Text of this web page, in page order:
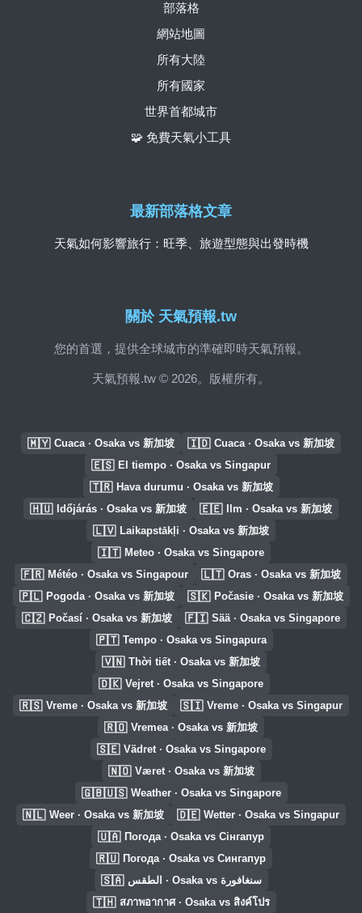
關於 天氣預報.tw
您的首選，提供全球城市的準確即時天氣預報。
天氣預報.tw © 2026。版權所有。
部落格
網站地圖
所有大陸
所有國家
世界首都城市
🧩 免費天氣小工具
最新部落格文章
天氣如何影響旅行：旺季、旅遊型態與出發時機
🇲🇾 Cuaca · Osaka vs 新加坡 🇮🇩 Cuaca · Osaka vs 新加坡
🇪🇸 El tiempo · Osaka vs Singapur
🇹🇷 Hava durumu · Osaka vs 新加坡
🇭🇺 Időjárás · Osaka vs 新加坡 🇪🇪 Ilm · Osaka vs 新加坡
🇱🇻 Laikapstākļi · Osaka vs 新加坡
🇮🇹 Meteo · Osaka vs Singapore
🇫🇷 Météo · Osaka vs Singapour 🇱🇹 Oras · Osaka vs 新加坡
🇵🇱 Pogoda · Osaka vs 新加坡 🇸🇰 Počasie · Osaka vs 新加坡
🇨🇿 Počasí · Osaka vs 新加坡 🇫🇮 Sää · Osaka vs Singapore
🇵🇹 Tempo · Osaka vs Singapura
🇻🇳 Thời tiết · Osaka vs 新加坡
🇩🇰 Vejret · Osaka vs Singapore
🇷🇸 Vreme · Osaka vs 新加坡 🇸🇮 Vreme · Osaka vs Singapur
🇷🇴 Vremea · Osaka vs 新加坡
🇸🇪 Vädret · Osaka vs Singapore
🇳🇴 Været · Osaka vs 新加坡
🇬🇧🇺🇸 Weather · Osaka vs Singapore
🇳🇱 Weer · Osaka vs 新加坡 🇩🇪 Wetter · Osaka vs Singapur
🇺🇦 Погода · Osaka vs Сінгапур
🇷🇺 Погода · Osaka vs Сингапур
🇸🇦 الطقس · Osaka vs سنغافورة
🇹🇭 สภาพอากาศ · Osaka vs สิงค์โปร